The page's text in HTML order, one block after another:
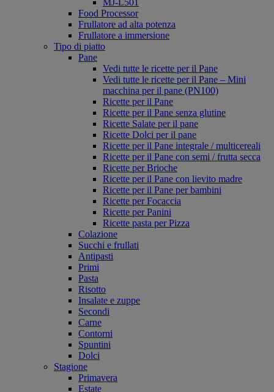
MJ-L501
Food Processor
Frullatore ad alta potenza
Frullatore a immersione
Tipo di piatto
Pane
Vedi tutte le ricette per il Pane
Vedi tutte le ricette per il Pane – Mini
macchina per il pane (PN100)
Ricette per il Pane
Ricette per il Pane senza glutine
Ricette Salate per il pane
Ricette Dolci per il pane
Ricette per il Pane integrale / multicereali
Ricette per il Pane con semi / frutta secca
Ricette per Brioche
Ricette per il Pane con lievito madre
Ricette per il Pane per bambini
Ricette per Focaccia
Ricette per Panini
Ricette pasta per Pizza
Colazione
Succhi e frullati
Antipasti
Primi
Pasta
Risotto
Insalate e zuppe
Secondi
Carne
Contorni
Spuntini
Dolci
Stagione
Primavera
Estate